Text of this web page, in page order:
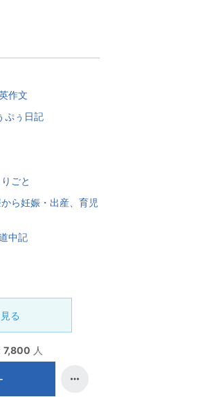
作文
ぷぅ日記
ごと
ら妊娠・出産、育児
中記
る
7,800 人